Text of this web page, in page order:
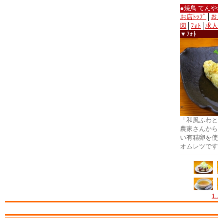
●焼鳥 てん
お店ﾄｯﾌﾟ
図
ﾌｫﾄ
求
▼ﾌｫﾄ
「和風ふわ
農家さんか
い有精卵を
オムレツで
1..